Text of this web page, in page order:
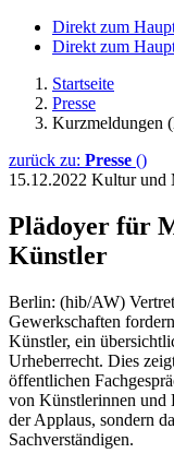
Direkt zum
Direkt zum
Startseite
Presse
Kurzmeldungen
zurück zu: Presse ()
15.12.2022 Kultur und
Plädoyer für
Künstler
Berlin: (hib/AW)
Gewerkschaften
Künstler, ein
Urheberrecht. Dies
öffentlichen
von Künstlerinnen und
der Applaus, sondern
Sachverständigen.